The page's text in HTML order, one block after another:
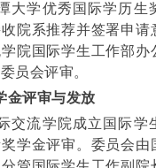
大学优秀国际学历生
院系推荐并签署申请
院国际学生工作部办
员会评审。
金评审与发放
交流学院成立国际学
学金评审。委员会由